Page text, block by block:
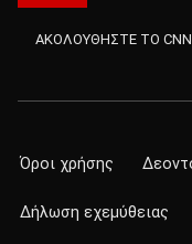
ΑΚΟΛΟΥΘΗΣΤΕ ΤΟ
Όροι χρήσης
Δήλωση εχεμύθειας